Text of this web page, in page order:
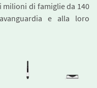
di famiglie da 140
e alla loro